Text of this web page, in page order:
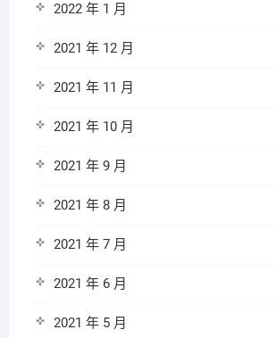
2022 年 1 月
2021 年 12 月
2021 年 11 月
2021 年 10 月
2021 年 9 月
2021 年 8 月
2021 年 7 月
2021 年 6 月
2021 年 5 月